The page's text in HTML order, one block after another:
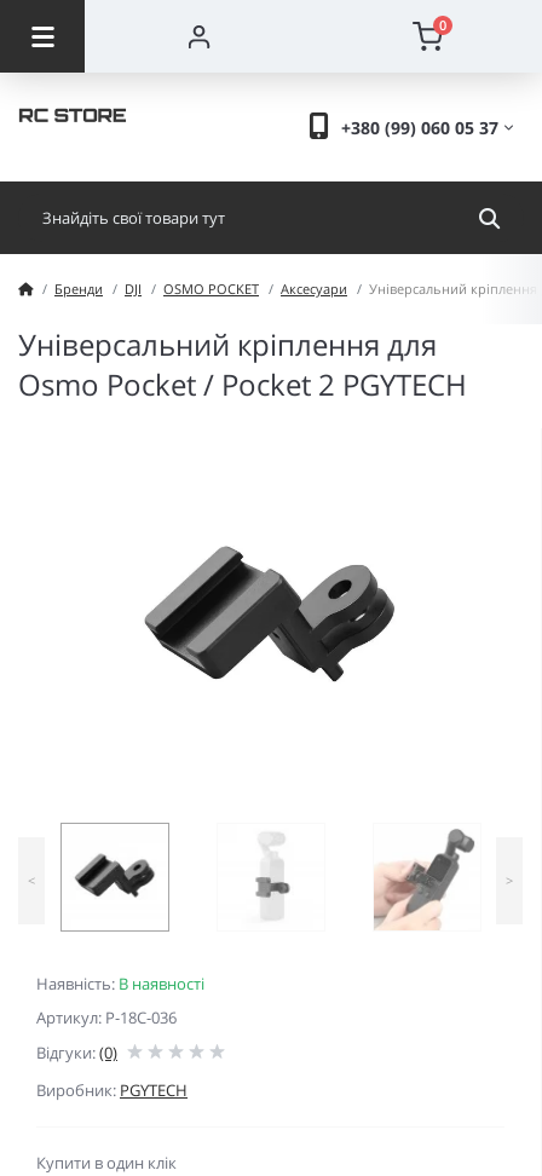
0
+380 (99) 060 05 37
Бренди DJI OSMO POCKET Аксесуари Універсальний
Універсальний кріплення для
Osmo Pocket / Pocket 2 PGYTECH
Наявність: В наявності
Артикул: P-18C-036
Відгуки:(0)
Виробник: PGYTECH
< >
Купити в один клік